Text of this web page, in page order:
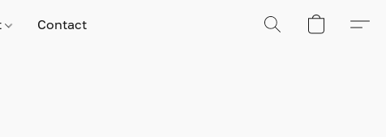
Contact